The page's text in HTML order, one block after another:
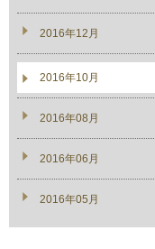
2016年12月
2016年10月
2016年08月
2016年06月
2016年05月